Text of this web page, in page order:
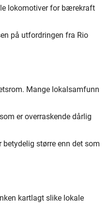
lokomotiver for bærekraft
på utfordringen fra Rio
Mange lokalsamfunn
er overraskende dårlig
større enn det som
kartlagt slike lokale